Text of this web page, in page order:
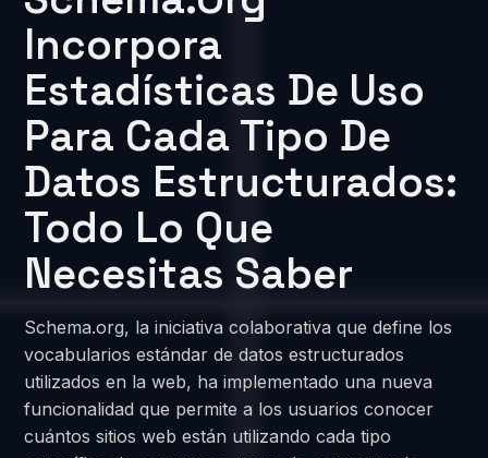
Incorpora
Estadísticas De Uso
Para Cada Tipo De
Datos Estructurados:
Todo Lo Que
Necesitas Saber
Schema.org, la iniciativa colaborativa que define los
vocabularios estándar de datos estructurados
utilizados en la web, ha implementado una nueva
funcionalidad que permite a los usuarios conocer
cuántos sitios web están utilizando cada tipo